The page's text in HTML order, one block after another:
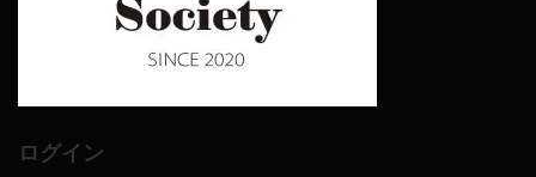
ログイン